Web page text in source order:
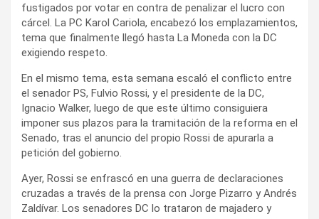
fustigados por votar en contra de penalizar el lucro con
cárcel. La PC Karol Cariola, encabezó los emplazamientos,
tema que finalmente llegó hasta La Moneda con la DC
exigiendo respeto.
En el mismo tema, esta semana escaló el conflicto entre
el senador PS, Fulvio Rossi, y el presidente de la DC,
Ignacio Walker, luego de que este último consiguiera
imponer sus plazos para la tramitación de la reforma en el
Senado, tras el anuncio del propio Rossi de apurarla a
petición del gobierno.
Ayer, Rossi se enfrascó en una guerra de declaraciones
cruzadas a través de la prensa con Jorge Pizarro y Andrés
Zaldívar. Los senadores DC lo trataron de majadero y